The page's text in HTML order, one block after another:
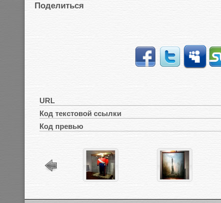
Поделиться
URL
Код текстовой ссылки
Код превью